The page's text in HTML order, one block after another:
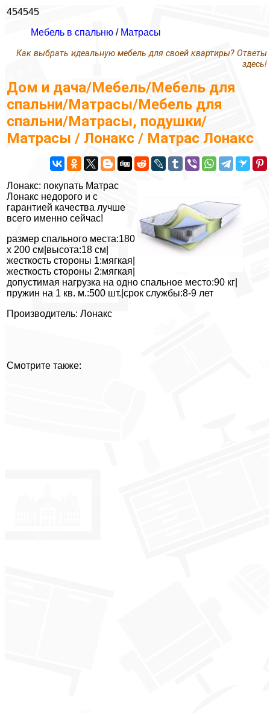
454545
Мебель в спальню / Матрасы
Как выбрать идеальную мебель для своей квартиры? Ответы
здесь!
Дом и дача/Мебель/Мебель для
спальни/Матрасы/Мебель для
спальни/Матрасы, подушки/
Матрасы / Лонакс / Матрас Лонакс
Лонакс: покупать Матрас
Лонакс недорого и с
гарантией качества лучше
всего именно сейчас!
размер спального места:180
х 200 см|высота:18 см|
жесткость стороны 1:мягкая|
жесткость стороны 2:мягкая|
допустимая нагрузка на одно спальное место:90 кг|
пружин на 1 кв. м.:500 шт.|срок службы:8-9 лет
Производитель: Лонакс
Смотрите также: